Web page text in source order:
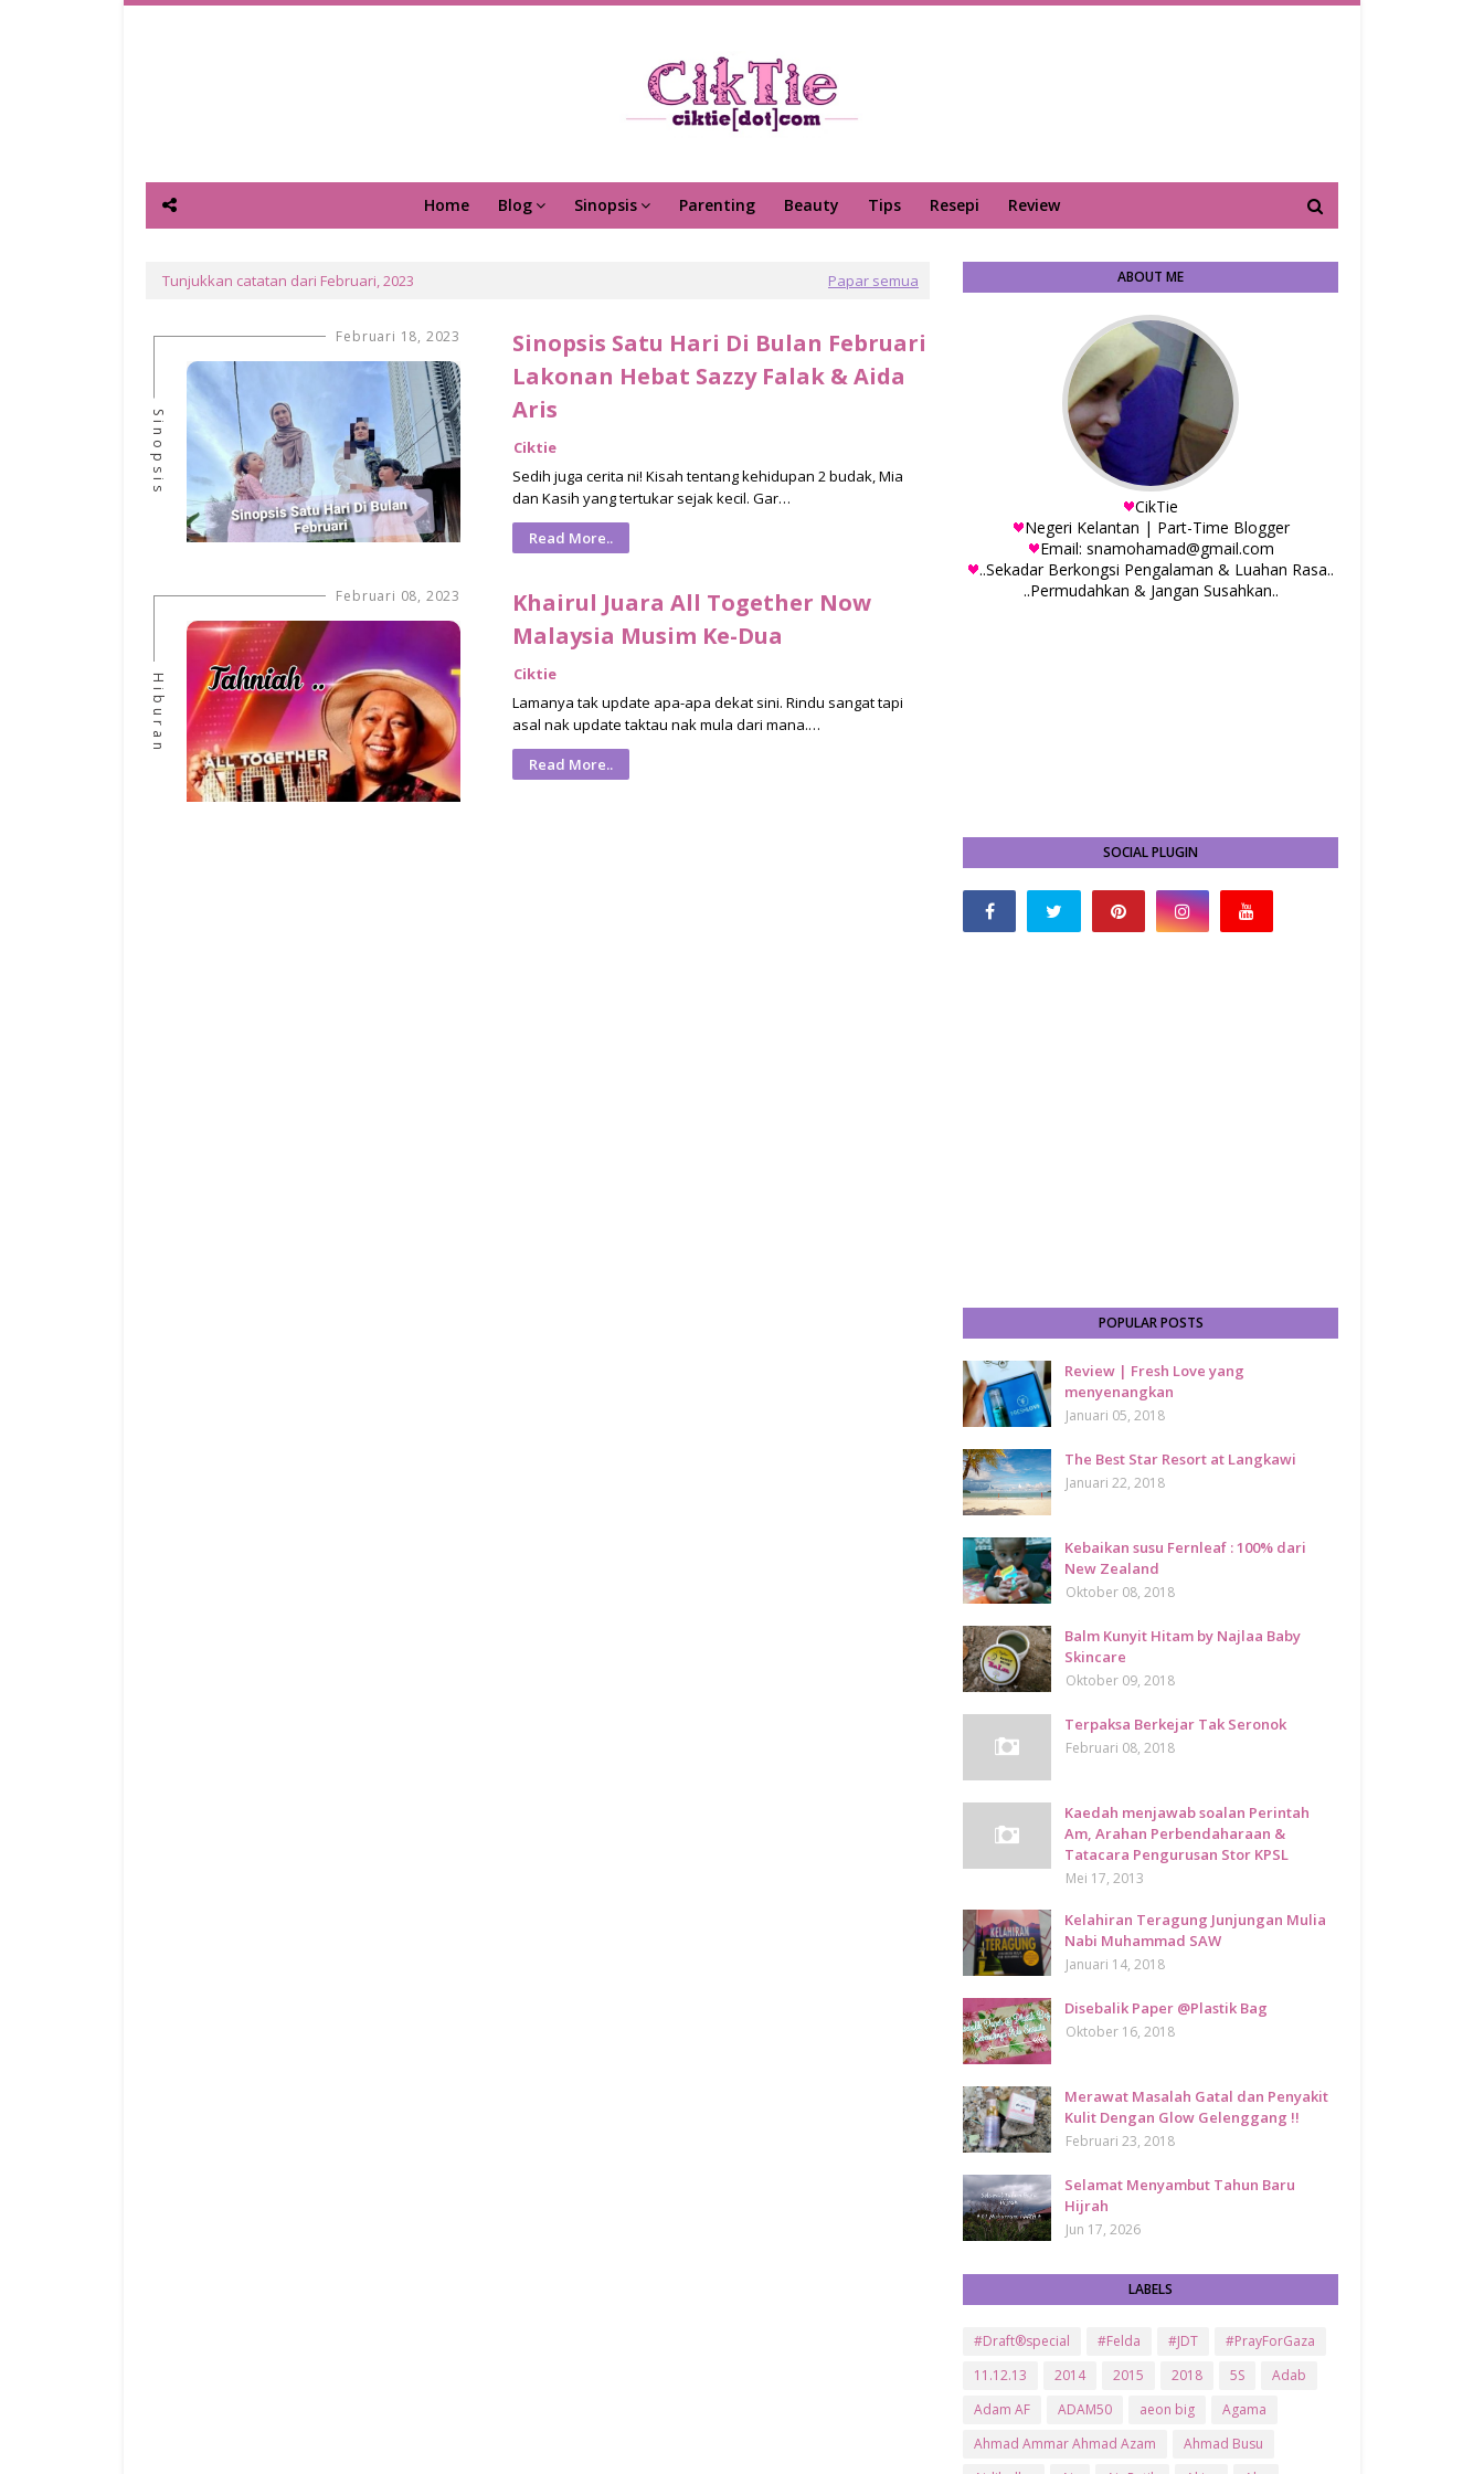
Home Blog Sinopsis Parenting Beauty Tips Resepi Review
Tunjukkan catatan dari Februari, 2023 Papar semua
Februari 18, 2023
Sinopsis
Sinopsis Satu Hari Di Bulan Februari
Lakonan Hebat Sazzy Falak & Aida
Aris
Ciktie
Sedih juga cerita ni! Kisah tentang kehidupan 2 budak, Mia
dan Kasih yang tertukar sejak kecil. Gar…
Read More..
Februari 08, 2023
Hiburan
Khairul Juara All Together Now
Malaysia Musim Ke-Dua
Ciktie
Lamanya tak update apa-apa dekat sini. Rindu sangat tapi
asal nak update taktau nak mula dari mana.…
Read More..
ABOUT ME
CikTie
Negeri Kelantan | Part-Time Blogger
Email: snamohamad@gmail.com
..Sekadar Berkongsi Pengalaman & Luahan Rasa..
..Permudahkan & Jangan Susahkan..
SOCIAL PLUGIN
POPULAR POSTS
Review | Fresh Love yang
menyenangkan
Januari 05, 2018
The Best Star Resort at Langkawi
Januari 22, 2018
Kebaikan susu Fernleaf : 100% dari
New Zealand
Oktober 08, 2018
Balm Kunyit Hitam by Najlaa Baby
Skincare
Oktober 09, 2018
Terpaksa Berkejar Tak Seronok
Februari 08, 2018
Kaedah menjawab soalan Perintah
Am, Arahan Perbendaharaan &
Tatacara Pengurusan Stor KPSL
Mei 17, 2013
Kelahiran Teragung Junjungan Mulia
Nabi Muhammad SAW
Januari 14, 2018
Disebalik Paper @Plastik Bag
Oktober 16, 2018
Merawat Masalah Gatal dan Penyakit
Kulit Dengan Glow Gelenggang !!
Februari 23, 2018
Selamat Menyambut Tahun Baru
Hijrah
Jun 17, 2026
LABELS
#Draft®special #Felda #JDT
#PrayForGaza
11.12.13
2014 2015 2018 5S
Adab
Adam AF
ADAM50 aeon big
Agama
Ahmad Ammar Ahmad Azam
Ahmad Busu